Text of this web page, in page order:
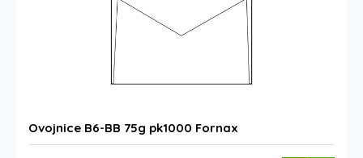
Ovojnice B6-BB 75g pk1000 Fornax